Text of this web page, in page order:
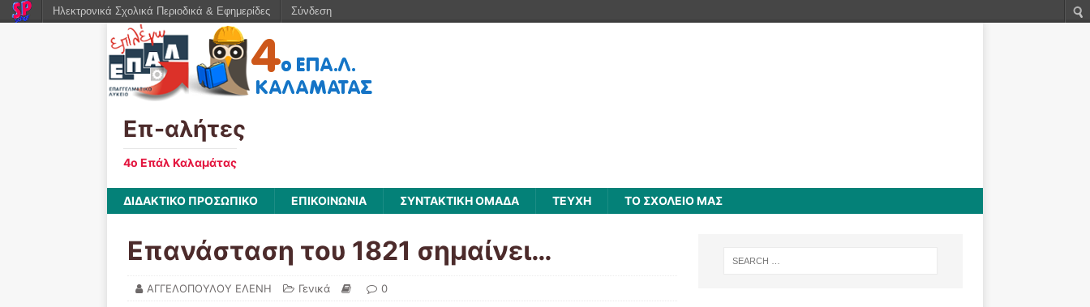
Επ-αλήτες
4ο Επάλ Καλαμάτας
ΔΙΔΑΚΤΙΚΟ ΠΡΟΣΩΠΙΚΟ ΕΠΙΚΟΙΝΩΝΙΑ ΣΥΝΤΑΚΤΙΚΗ ΟΜΑΔΑ ΤΕΥΧΗ ΤΟ ΣΧΟΛΕΙΟ ΜΑΣ
Επανάσταση του 1821 σημαίνει…
ΑΓΓΕΛΟΠΟΥΛΟΥ ΕΛΕΝΗ Γενικά 0
Ηλεκτρονικά Σχολικά Περιοδικά & Εφημερίδες Σύνδεση